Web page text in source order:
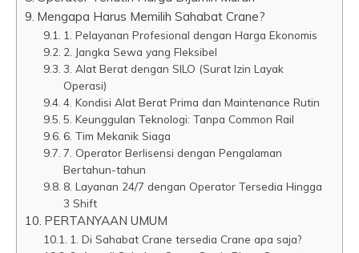
Mengapa Harus Memilih Sahabat Crane?
1. Pelayanan Profesional dengan Harga Ekonomis
2. Jangka Sewa yang Fleksibel
3. Alat Berat dengan SILO (Surat Izin Layak
Operasi)
4. Kondisi Alat Berat Prima dan Maintenance Rutin
5. Keunggulan Teknologi: Tanpa Common Rail
6. Tim Mekanik Siaga
7. Operator Berlisensi dengan Pengalaman
Bertahun-tahun
8. Layanan 24/7 dengan Operator Tersedia Hingga
3 Shift
PERTANYAAN UMUM
1. Di Sahabat Crane tersedia Crane apa saja?